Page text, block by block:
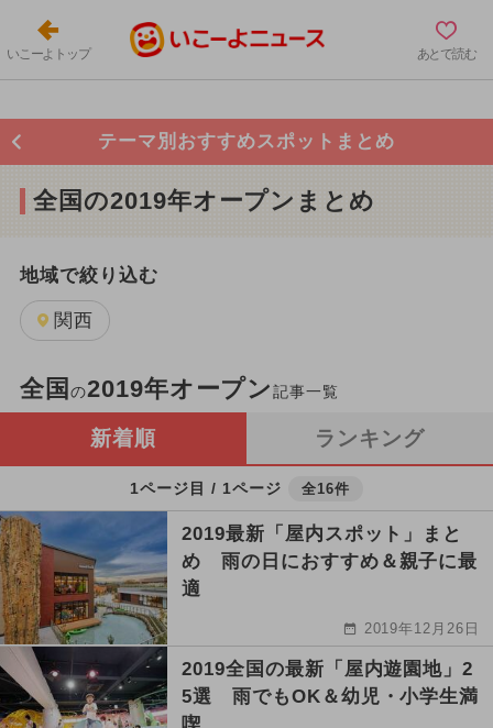
いこーよトップ あとで読む
テーマ別おすすめスポットまとめ
全国の2019年オープンまとめ
地域で絞り込む
関西
全国 の2019年オープン記事一覧
新着順 ランキング
1ページ目 / 1ページ 全16件
2019最新「屋内スポット」まと
め 雨の日におすすめ＆親子に最
適
2019年12月26日
2019全国の最新「屋内遊園地」2
5選 雨でもOK＆幼児・小学生満
喫